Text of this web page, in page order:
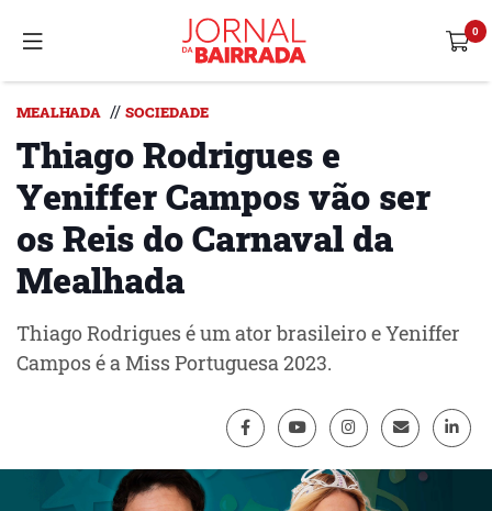
MEALHADA // SOCIEDADE
Thiago Rodrigues e
Yeniffer Campos vão ser
os Reis do Carnaval da
Mealhada
Thiago Rodrigues é um ator brasileiro e Yeniffer
Campos é a Miss Portuguesa 2023.